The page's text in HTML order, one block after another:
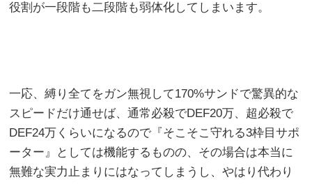
役割が一段階も二段階も弱体化してしまいます。
一応、縛り全てをガン無視して170%サンドで驚異的な
スピードだけ通せば、通常必殺でDEF20万、超必殺で
DEF24万くらいになるので『そこそこ守れる3枠目サポ
ーター』としては機能するものの、その場合は本当に
無難な実力止まりにはなってしまうし、やはり代わり